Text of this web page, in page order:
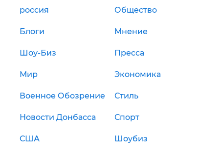
россия Общество
Блоги Мнение
Шоу-Биз Пресса
Мир Экономика
Военное Обозрение Стиль
Новости Донбасса Спорт
США Шоубиз